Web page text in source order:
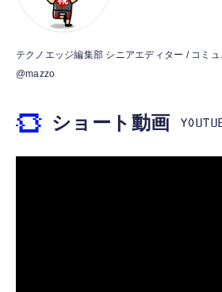
【HIFI音質】iphone イ
￥999
霊界コミュニケーショ
ジングベース付き ロペ
テクノエッジ編集部 シニアエディター / コミ
@mazzo
ショート動画